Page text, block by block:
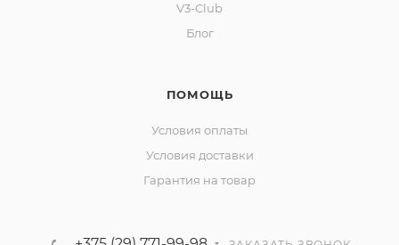
V3-Club
Блог
ПОМОЩЬ
Условия оплаты
Условия доставки
Гарантия на товар